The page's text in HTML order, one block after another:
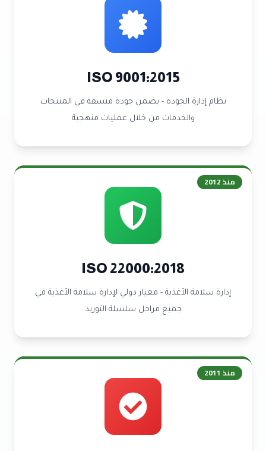
ISO 9001:2015
نظام إدارة الجودة - يضمن جودة متسقة في المنتجات
والخدمات من خلال عمليات منهجية
منذ2012
ISO 22000:2018
إدارة سلامة الأغذية - معيار دولي لإدارة سلامة الأغذية في
جميع مراحل سلسلة التوريد
منذ 2011